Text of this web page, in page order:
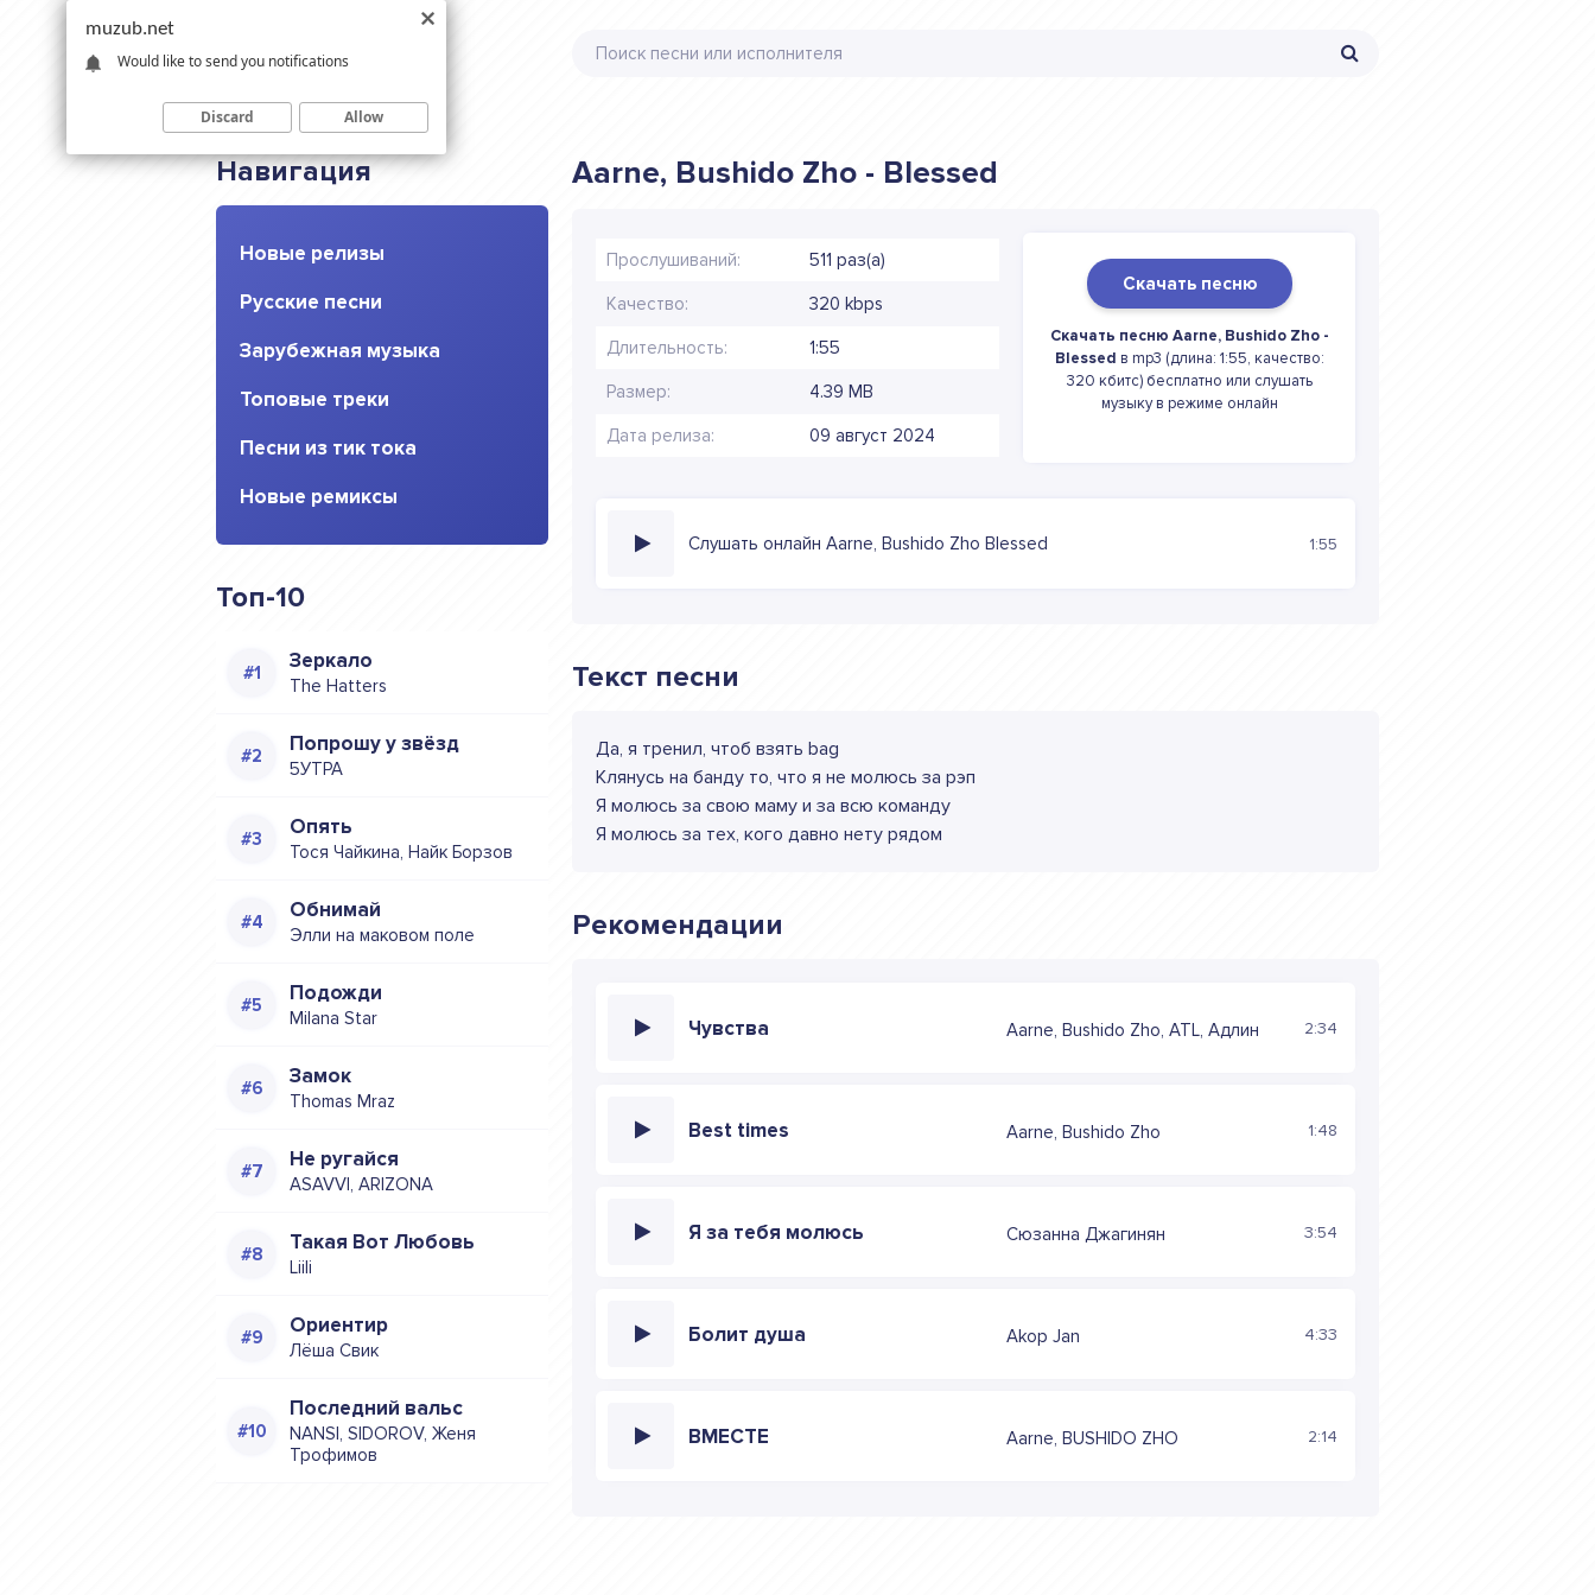
Навигация
Новые релизы
Русские песни
Зарубежная музыка
Топовые треки
Песни из тик тока
Новые ремиксы
Топ-10
Зеркало
The Hatters
Попрошу у звёзд
5УТРА
Опять
Тося Чайкина, Найк Борзов
Обнимай
Элли на маковом поле
Подожди
Milana Star
Замок
Thomas Mraz
Не ругайся
ASAVVI, ARIZONA
Такая Вот Любовь
Liili
Ориентир
Лёша Свик
Последний вальс
NANSI, SIDOROV, Женя
Трофимов
Aarne, Bushido Zho - Blessed
Прослушиваний: 511 раз(а)
Качество: 320 kbps
Длительность: 1:55
Размер: 4.39 MB
Дата релиза: 09 август 2024
Скачать песню
Скачать песню Aarne, Bushido Zho -
Blessed в mp3 (длина: 1:55, качество:
320 кбитс) бесплатно или слушать
музыку в режиме онлайн
Слушать онлайн Aarne, Bushido Zho Blessed 1:55
Текст песни
Да, я тренил, чтоб взять bag
Клянусь на банду то, что я не молюсь за рэп
Я молюсь за свою маму и за всю команду
Я молюсь за тех, кого давно нету рядом
Рекомендации
Чувства Aarne, Bushido Zho, ATL, Адлин 2:34
Best times Aarne, Bushido Zho 1:48
Я за тебя молюсь Сюзанна Джагинян 3:54
Болит душа Akop Jan 4:33
ВМЕСТЕ Aarne, BUSHIDO ZHO 2:14
muzub.net
Would like to send you notifications
Discard Allow